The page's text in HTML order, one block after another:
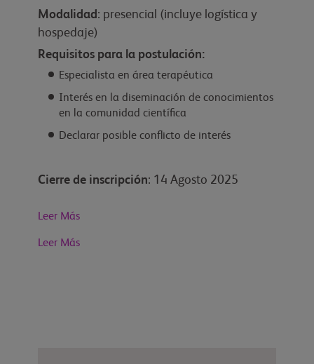
Modalidad : presencial (incluye logística y
hospedaje)
Requisitos para la postulación:
Especialista en área terapéutica
Interés en la diseminación de conocimientos
en la comunidad científica
Declarar posible conflicto de interés
Cierre de inscripción: 14 Agosto 2025
Leer Más
Leer Más